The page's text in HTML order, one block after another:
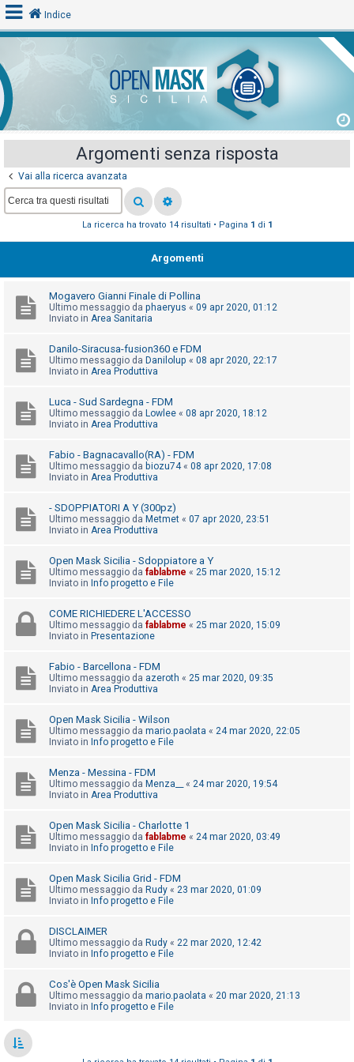
o
g
i
A
e
n
t
e
n
a
r
p
t
a
A
o
m
n
t
t
v
C
e
c
a
Indice
Argomenti senza risposta
Vai alla ricerca avanzata
La ricerca ha trovato 14 risultati • Pagina 1 di 1
Argomenti
Mogavero Gianni Finale di Pollina
Ultimo messaggio da phaeryus « 09 apr 2020, 01:12
Inviato in Area Sanitaria
Danilo-Siracusa-fusion360 e FDM
Ultimo messaggio da Danilolup « 08 apr 2020, 22:17
Inviato in Area Produttiva
Luca - Sud Sardegna - FDM
Ultimo messaggio da Lowlee « 08 apr 2020, 18:12
Inviato in Area Produttiva
Fabio - Bagnacavallo(RA) - FDM
Ultimo messaggio da biozu74« 08 apr 2020, 17:08
Inviato in Area Produttiva
- SDOPPIATORI A Y (300pz)
Ultimo messaggio da Metmet « 07 apr 2020, 23:51
Inviato in Area Produttiva
Open Mask Sicilia - Sdoppiatore a Y
Ultimo messaggio da fablabme « 25 mar 2020, 15:12
Inviato in Info progetto e File
COME RICHIEDERE L'ACCESSO
Ultimo messaggio da fablabme « 25 mar 2020, 15:09
Inviato in Presentazione
Fabio - Barcellona - FDM
Ultimo messaggio da azeroth « 25 mar 2020, 09:35
Inviato in Area Produttiva
Open Mask Sicilia - Wilson
Ultimo messaggio da mario.paolata « 24 mar 2020, 22:05
Inviato in Info progetto e File
Menza - Messina - FDM
Ultimo messaggio da Menza__ « 24 mar 2020, 19:54
Inviato in Area Produttiva
Open Mask Sicilia - Charlotte 1
Ultimo messaggio da fablabme « 24 mar 2020, 03:49
Inviato in Info progetto e File
Open Mask Sicilia Grid - FDM
Ultimo messaggio da Rudy « 23 mar 2020, 01:09
Inviato in Info progetto e File
DISCLAIMER
Ultimo messaggio da Rudy « 22 mar 2020, 12:42
Inviato in Info progetto e File
Cos'è Open Mask Sicilia
Ultimo messaggio da mario.paolata « 20 mar 2020, 21:13
Inviato in Info progetto e File